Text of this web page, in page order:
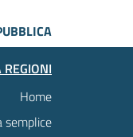
Home
semplice